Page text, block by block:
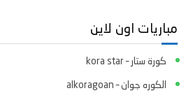
مباريات اون لاين
كورة ستار – kora star
الكوره جوان – alkoragoan